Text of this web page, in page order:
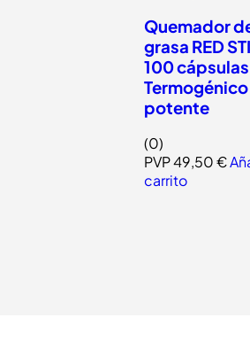
Quemador
grasa RED
100
Termogénico
potente
(0)
PVP49,50€
carrito